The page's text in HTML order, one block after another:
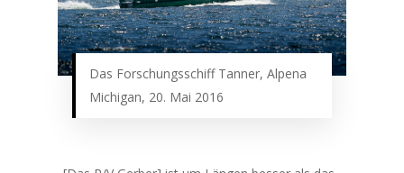
Das Forschungsschiff Tanner, Alpena
Michigan, 20. Mai 2016